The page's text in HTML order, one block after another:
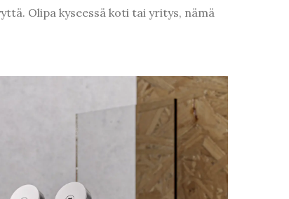
Olipa kyseessä koti tai yritys, nämä